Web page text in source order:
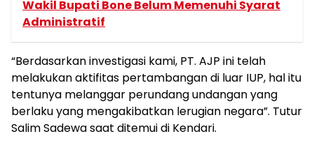
Wakil Bupati Bone Belum Memenuhi Syarat
Administratif
“Berdasarkan investigasi kami, PT. AJP ini telah
melakukan aktifitas pertambangan di luar IUP, hal itu
tentunya melanggar perundang undangan yang
berlaku yang mengakibatkan lerugian negara”. Tutur
Salim Sadewa saat ditemui di Kendari.